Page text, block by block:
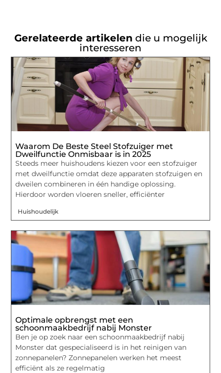
Gerelateerde artikelen die u mogelijk
interesseren
Waarom De Beste Steel Stofzuiger met
Dweilfunctie Onmisbaar is in 2025
Steeds meer huishoudens kiezen voor een stofzuiger
met dweilfunctie omdat deze apparaten stofzuigen en
dweilen combineren in één handige oplossing.
Hierdoor worden vloeren sneller, efficiënter
Huishoudelijk
Optimale opbrengst met een
schoonmaakbedrijf nabij Monster
Ben je op zoek naar een schoonmaakbedrijf nabij
Monster dat gespecialiseerd is in het reinigen van
zonnepanelen? Zonnepanelen werken het meest
efficiënt als ze regelmatig